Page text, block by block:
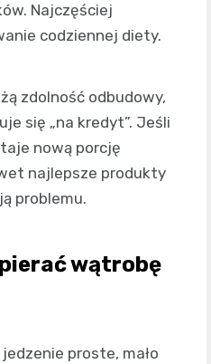
Najczęściej
codziennej diety.
zdolność odbudowy,
się „na kredyt”. Jeśli
nową porcję
najlepsze produkty
problemu.
wątrobę
proste, mało